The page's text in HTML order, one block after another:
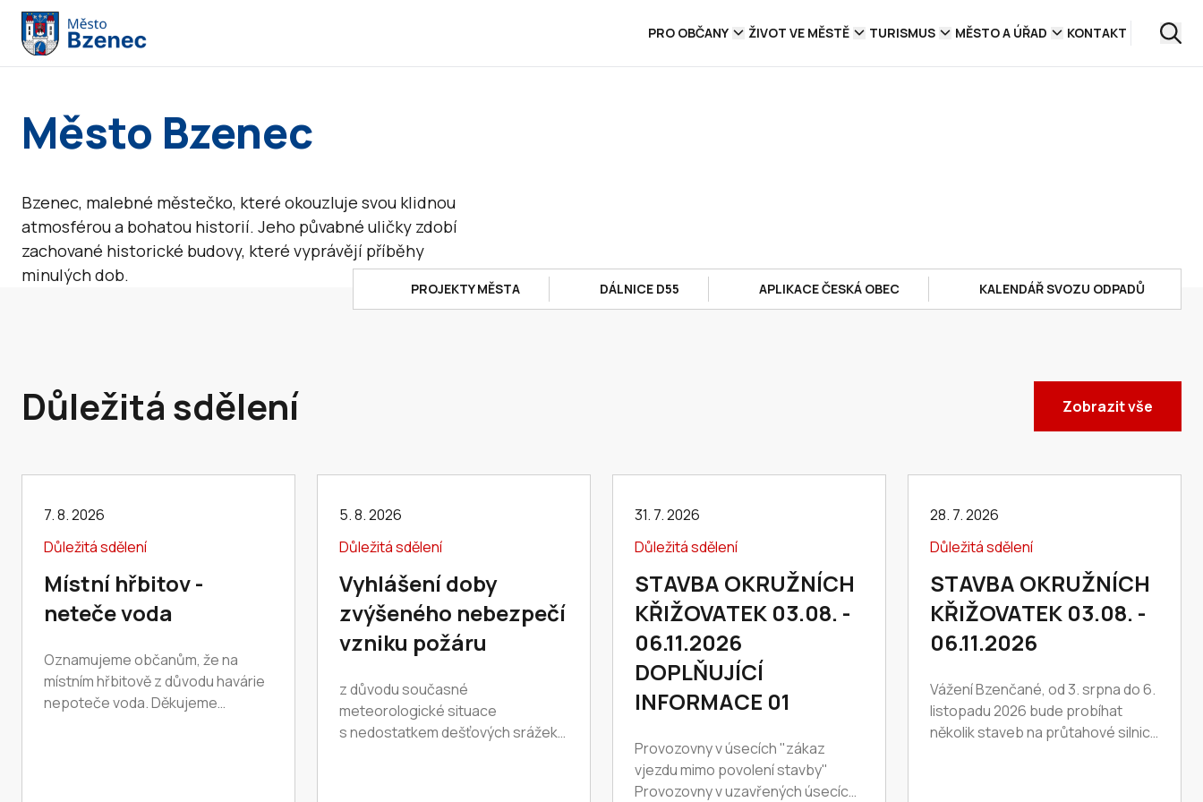
PRO OBČANY ŽIVOT VE MĚSTĚ TURISMUS MĚSTO A ÚŘAD KONTAKT
Město Bzenec
Bzenec, malebné městečko, které okouzluje svou klidnou
atmosférou a bohatou historií. Jeho půvabné uličky zdobí
zachované historické budovy, které vyprávějí příběhy
minulých dob.
PROJEKTY MĚSTA DÁLNICE D55 APLIKACE ČESKÁ OBEC KALENDÁŘ SVOZU ODPADŮ
Důležitá sdělení Zobrazit vše
7. 8. 2026
Důležitá sdělení
Místní hřbitov -
neteče voda
Oznamujeme občanům, že na
místním hřbitově z důvodu havárie
nepoteče voda. Děkujeme
5. 8. 2026
Důležitá sdělení
Vyhlášení doby
zvýšeného nebezpečí
vzniku požáru
z důvodu současné
meteorologické situace
s nedostatkem dešťových srážek
31. 7. 2026
Důležitá sdělení
STAVBA OKRUŽNÍCH
KŘIŽOVATEK 03.08. -
06.11.2026
DOPLŇUJÍCÍ
INFORMACE 01
Provozovny v úsecích "zákaz
vjezdu mimo povolení stavby"
Provozovny v uzavřených úsecích
28. 7. 2026
Důležitá sdělení
STAVBA OKRUŽNÍCH
KŘIŽOVATEK 03.08. -
06.11.2026
Vážení Bzenčané, od 3. srpna do 6.
listopadu 2026 bude probíhat
několik staveb na průtahové silnici